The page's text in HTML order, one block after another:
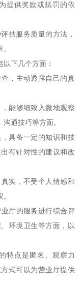
提供奖励或惩罚的依
估服务质量的方法，
下几个方面：
，主动透露自己的真
能够细致入微地观察
通技巧等方面。
具备一定的知识和技
有针对性的建议和改
实，不受个人情感和
厅的服务进行综合评
环境卫生等方面，以
特点是匿名、观察力
式可以为营业厅提供